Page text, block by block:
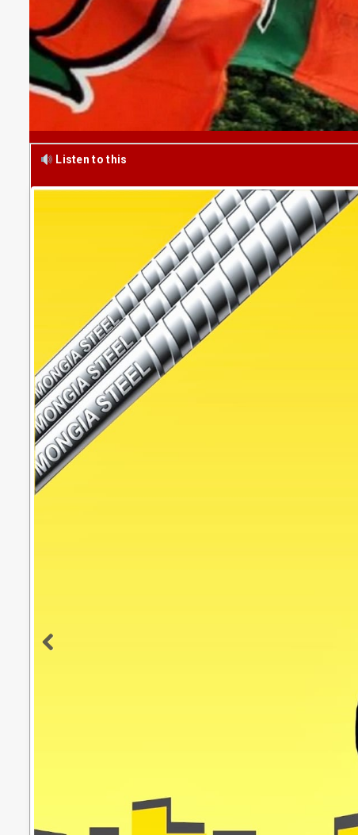
Listen to this